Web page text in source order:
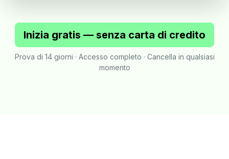
Inizia gratis — senza carta di credito
Prova di 14 giorni · Accesso completo · Cancella in qualsiasi
momento